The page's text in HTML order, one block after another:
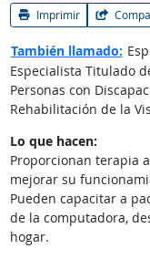
Imprimir
También llamado:
Especialista Titulado
Personas con
Rehabilitación de la
Lo que hacen:
Proporcionan terapia
mejorar su
Pueden capacitar a
de la computadora,
hogar.